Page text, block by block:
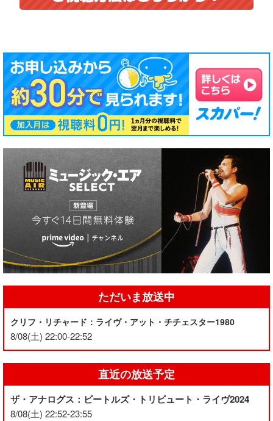
ただいま放送中
クリフ・リチャード：ライヴ・アット・チチェスター1980
8/08(土) 22:00-22:52
直近の放送予定
ザ・アナログス：ビートルズ・トリビュート・ライヴ2024
8/08(土) 22:52-23:55